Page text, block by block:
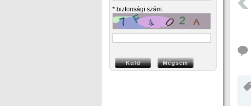
* biztonsági szám: